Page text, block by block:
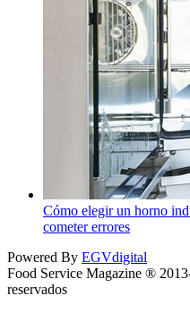
Cómo elegir un horno
cometer errores
Powered By EGVdigital
Food Service Magazine ®
reservados